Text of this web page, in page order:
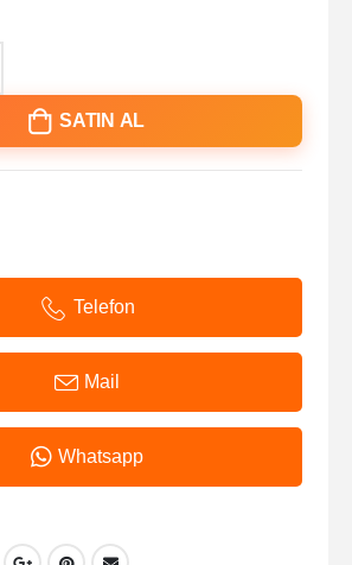
SATIN AL
Telefon
Mail
Whatsapp